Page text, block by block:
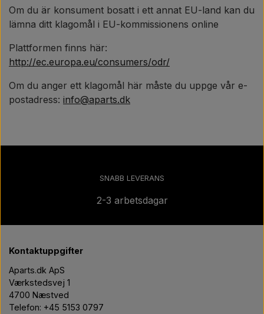
Om du är konsument bosatt i ett annat EU-land kan du
lämna ditt klagomål i EU-kommissionens online
Plattformen finns här:
http://ec.europa.eu/consumers/odr/
Om du anger ett klagomål här måste du uppge vår e-
postadress: info@aparts.dk
SNABB LEVERANS
2-3 arbetsdagar
Kontaktuppgifter
Aparts.dk ApS
Værkstedsvej 1
4700 Næstved
Telefon: +45 5153 0797